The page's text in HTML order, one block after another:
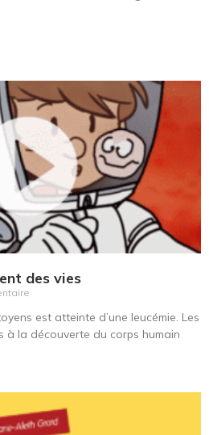
des vies
est atteinte d’une leucémie. Les
la découverte du corps humain